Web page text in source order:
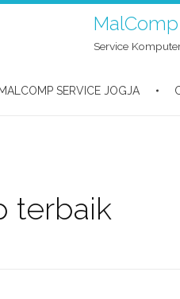
MalComp
Service
MALCOMP SERVICE JOGJA
terbaik